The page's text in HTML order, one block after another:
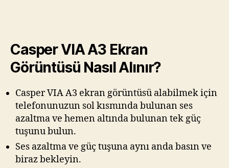
Casper VIA A3 Ekran
Görüntüsü Nasıl Alınır?
Casper VIA A3 ekran görüntüsü alabilmek için
telefonunuzun sol kısmında bulunan ses
azaltma ve hemen altında bulunan tek güç
tuşunu bulun.
Ses azaltma ve güç tuşuna aynı anda basın ve
biraz bekleyin.